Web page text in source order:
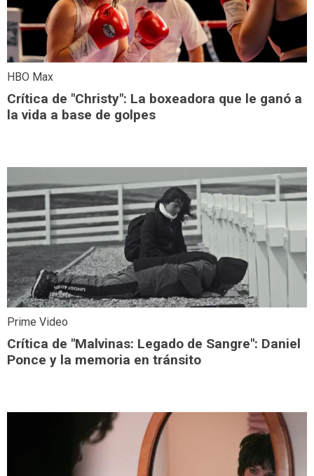
HBO Max
Crítica de "Christy": La boxeadora que le ganó a
la vida a base de golpes
Prime Video
Crítica de "Malvinas: Legado de Sangre": Daniel
Ponce y la memoria en tránsito